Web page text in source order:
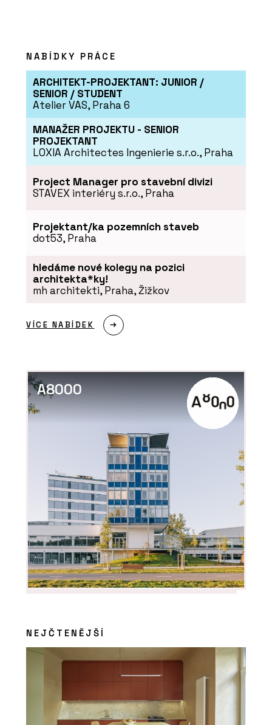
PRODUKTY
Modulární nemocnice - KOMA
ČLÁNKY
Restaurace coby designová loď u
řeky Moravy
PRODUKTY
Modulární vývoj - KOMA
představuje novou éru glampingových
objektů
NABÍDKY PRÁCE
ARCHITEKT-PROJEKTANT: JUNIOR /
SENIOR / STUDENT
Atelier VAS, Praha 6
MANAŽER PROJEKTU - SENIOR
PROJEKTANT
LOXIA Architectes Ingenierie s.r.o., Praha
Project Manager pro stavební divizi
STAVEX interiéry s.r.o., Praha
Projektant/ka pozemních staveb
dot53, Praha
hledáme nové kolegy na pozici
architekta*ky!
mh architekti, Praha, Žižkov
VÍCE NABÍDEK
A8000
NEJČTENĚJŠÍ